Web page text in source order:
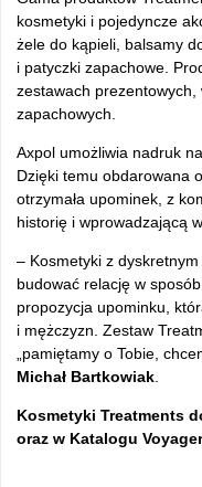
kosmetyki i pojedyncze
żele do kąpieli, balsamy
i patyczki zapachowe.
zestawach
zapachowych.
Axpol umożliwia nadruk
Dzięki temu obdarowana
otrzymała upominek, z
historię i wprowadzającą
– Kosmetyki z
budować relację w
propozycja upominku,
i mężczyzn. Zestaw
„pamiętamy o Tobie,
Michał Bartkowiak
Kosmetyki Treatments
oraz w Katalogu